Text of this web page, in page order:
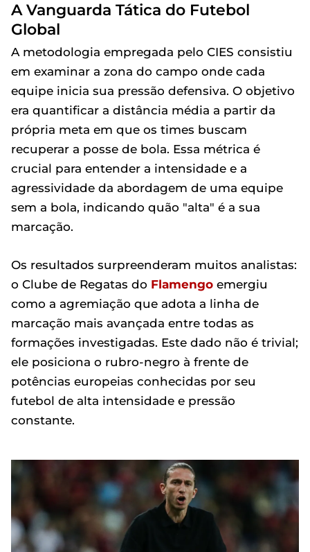
A Vanguarda Tática do Futebol
Global
A metodologia empregada pelo CIES consistiu
em examinar a zona do campo onde cada
equipe inicia sua pressão defensiva. O objetivo
era quantificar a distância média a partir da
própria meta em que os times buscam
recuperar a posse de bola. Essa métrica é
crucial para entender a intensidade e a
agressividade da abordagem de uma equipe
sem a bola, indicando quão "alta" é a sua
marcação.
Os resultados surpreenderam muitos analistas:
o Clube de Regatas do Flamengo emergiu
como a agremiação que adota a linha de
marcação mais avançada entre todas as
formações investigadas. Este dado não é trivial;
ele posiciona o rubro-negro à frente de
potências europeias conhecidas por seu
futebol de alta intensidade e pressão
constante.